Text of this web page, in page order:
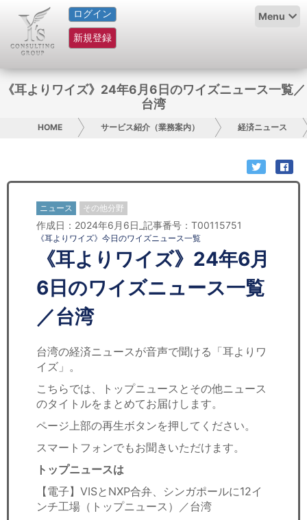
ログイン
新規登録
Menu
HOME
サービス紹介
お問い合わせ
日本人にPR
コンサルティング
リサーチ
セミナー
経済ニュース
ＩＴ
飲食店情報
《耳よりワイズ》24年6月6日のワイズニュース一覧／
台湾
HOME サービス紹介（業務案内） 経済ニュース
ニュース その他分野
作成日：2024年6月6日_記事番号：T00115751
《耳よりワイズ》今日のワイズニュース一覧
《耳よりワイズ》24年6月
6日のワイズニュース一覧
／台湾
台湾の経済ニュースが音声で聞ける「耳よりワ
イズ」。
こちらでは、トップニュースとその他ニュース
のタイトルをまとめてお届けします。
ページ上部の再生ボタンを押してください。
スマートフォンでもお聞きいただけます。
トップニュースは
【電子】VISとNXP合弁、シンガポールに12イ
ンチ工場（トップニュース）／台湾